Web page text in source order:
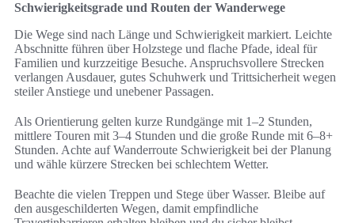
Schwierigkeitsgrade und Routen der Wanderwege
Die Wege sind nach Länge und Schwierigkeit markiert. Leichte
Abschnitte führen über Holzstege und flache Pfade, ideal für
Familien und kurzzeitige Besuche. Anspruchsvollere Strecken
verlangen Ausdauer, gutes Schuhwerk und Trittsicherheit wegen
steiler Anstiege und unebener Passagen.
Als Orientierung gelten kurze Rundgänge mit 1–2 Stunden,
mittlere Touren mit 3–4 Stunden und die große Runde mit 6–8+
Stunden. Achte auf Wanderroute Schwierigkeit bei der Planung
und wähle kürzere Strecken bei schlechtem Wetter.
Beachte die vielen Treppen und Stege über Wasser. Bleibe auf
den ausgeschilderten Wegen, damit empfindliche